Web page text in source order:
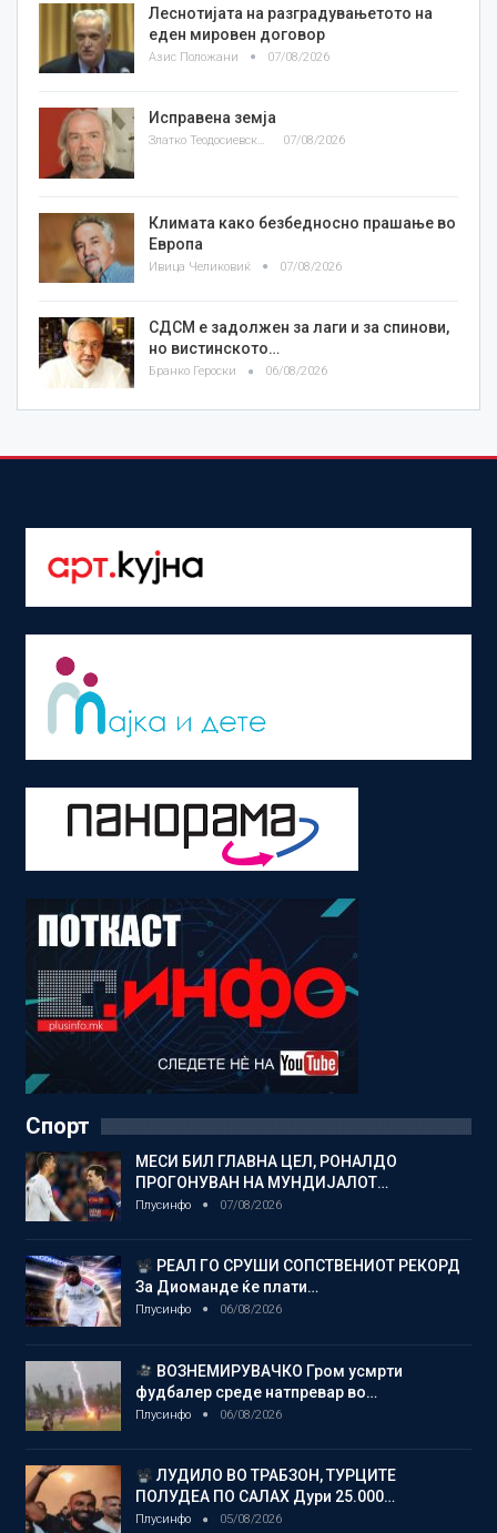
Леснотијата на разградувањетото на
еден мировен договор
Азис Положани 07/08/2026
Исправена земја
Златко Теодосиевски 07/08/2026
Климата како безбедносно прашање во
Европа
Ивица Челиковиќ 07/08/2026
СДСМ е задолжен за лаги и за спинови,
но вистинското…
Бранко Героски 06/08/2026
Спорт
МЕСИ БИЛ ГЛАВНА ЦЕЛ, РОНАЛДО
ПРОГОНУВАН НА МУНДИЈАЛОТ…
Плусинфо 07/08/2026
РЕАЛ ГО СРУШИ СОПСТВЕНИОТ РЕКОРД
За Диоманде ќе плати…
Плусинфо 06/08/2026
ВОЗНЕМИРУВАЧКО Гром усмрти
фудбалер среде натпревар во…
Плусинфо 06/08/2026
ЛУДИЛО ВО ТРАБЗОН, ТУРЦИТЕ
ПОЛУДЕА ПО САЛАХ Дури 25.000…
Плусинфо 05/08/2026